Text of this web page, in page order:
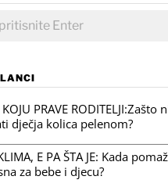
KOJU PRAVE
dječja kolica pelenom?
E PA ŠTA JE: Kada
za bebe i djecu?